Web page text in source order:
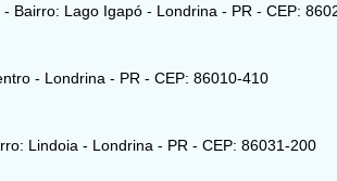
Bairro: Lago Igapó - Londrina - PR - CEP:
- Londrina - PR - CEP: 86010-410
Lindoia - Londrina - PR - CEP: 86031-200